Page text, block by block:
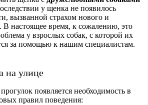
у щенка не появилось
вызванной страхом нового и
В настоящее время, к сожалению, это
у взрослых собак, с которой их
за помощью к нашим специалистам.
на улице
появляется необходимость в
правил поведения: